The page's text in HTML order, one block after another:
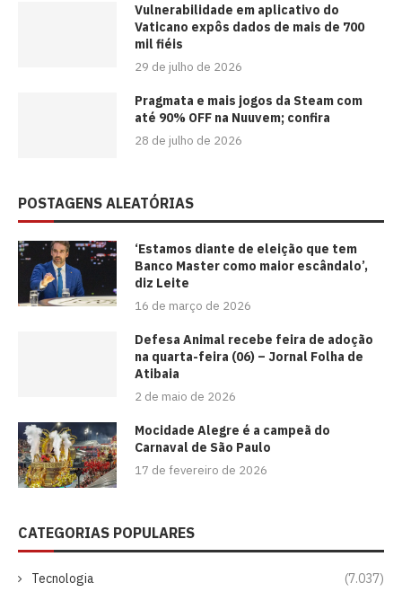
Vulnerabilidade em aplicativo do
Vaticano expôs dados de mais de 700
mil fiéis
29 de julho de 2026
Pragmata e mais jogos da Steam com
até 90% OFF na Nuuvem; confira
28 de julho de 2026
POSTAGENS ALEATÓRIAS
‘Estamos diante de eleição que tem
Banco Master como maior escândalo’,
diz Leite
16 de março de 2026
Defesa Animal recebe feira de adoção
na quarta-feira (06) – Jornal Folha de
Atibaia
2 de maio de 2026
Mocidade Alegre é a campeã do
Carnaval de São Paulo
17 de fevereiro de 2026
CATEGORIAS POPULARES
Tecnologia
(7.037)